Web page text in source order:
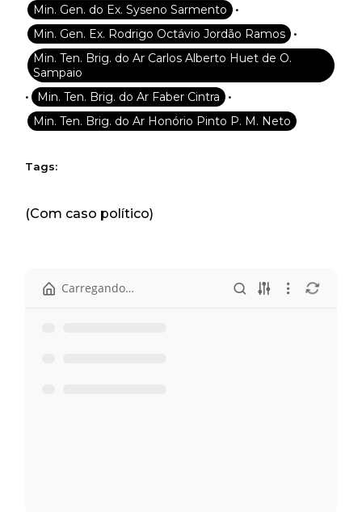
Min. Gen. do Ex. Syseno Sarmento •
Min. Gen. Ex. Rodrigo Octávio Jordão Ramos •
Min. Ten. Brig. do Ar Carlos Alberto Huet de O.
Sampaio
• Min. Ten. Brig. do Ar Faber Cintra •
Min. Ten. Brig. do Ar Honório Pinto P. M. Neto
Tags:
(Com caso político)
Carregando…